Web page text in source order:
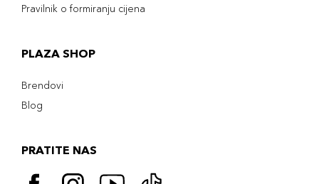
Pravilnik o formiranju cijena
PLAZA SHOP
Brendovi
Blog
PRATITE NAS